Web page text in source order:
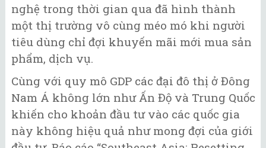
nghệ trong thời gian qua đã hình thành
một thị trường vô cùng méo mó khi người
tiêu dùng chỉ đợi khuyến mãi mới mua sản
phẩm, dịch vụ.
Cùng với quy mô GDP các đại đô thị ở Đông
Nam Á không lớn như Ấn Độ và Trung Quốc
khiến cho khoản đầu tư vào các quốc gia
này không hiệu quả như mong đợi của giới